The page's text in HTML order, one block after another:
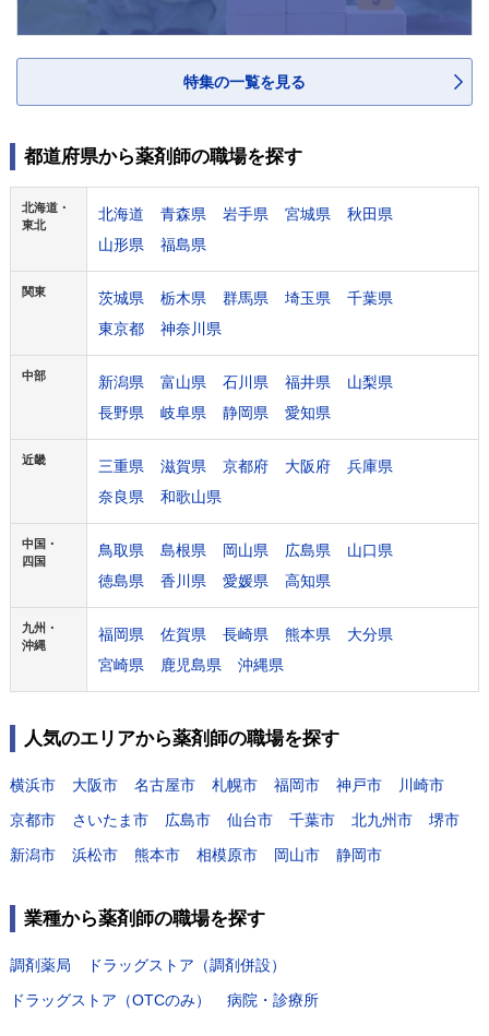
特集の一覧を見る
都道府県から薬剤師の職場を探す
北海道・
東北
北海道 青森県 岩手県 宮城県
秋田県
山形県
福島県
関東 茨城県 栃木県 群馬県 埼玉県
千葉県
東京都
神奈川県
中部 新潟県 富山県 石川県 福井県
山梨県
長野県
岐阜県 静岡県 愛知県
近畿 三重県 滋賀県 京都府 大阪府
兵庫県
奈良県
和歌山県
中国・
四国
鳥取県 島根県 岡山県 広島県
山口県
徳島県
香川県 愛媛県 高知県
九州・
沖縄
福岡県 佐賀県 長崎県 熊本県
大分県
宮崎県
鹿児島県 沖縄県
人気のエリアから薬剤師の職場を探す
横浜市 大阪市 名古屋市 札幌市 福岡市 神戸市
川崎市
京都市
さいたま市 広島市 仙台市 千葉市 北九州市
堺市
新潟市
浜松市 熊本市 相模原市 岡山市 静岡市
業種から薬剤師の職場を探す
調剤薬局
ドラッグストア（調剤併設）
ドラッグストア（OTCのみ）
病院・診療所